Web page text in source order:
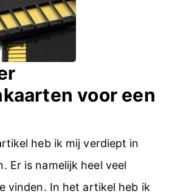
r
a
c
voor een
heb ik mij verdiept in
Er is namelijk heel veel
vinden. In het artikel heb ik